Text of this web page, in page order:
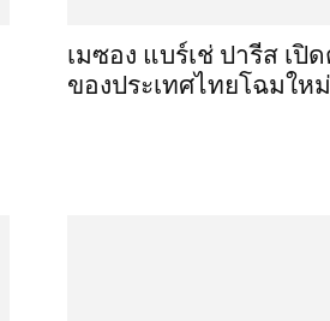
เมซอง แบร์เช่ ปารีส เปิ
ของประเทศไทยโฉมใหม่